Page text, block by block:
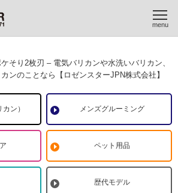
そり2枚刃 – 電気バリカンや水洗いバリカン、
ンのことなら【ロゼンスターJPN株式会社】
ン） メンズグルーミング
ペット用品
歴代モデル